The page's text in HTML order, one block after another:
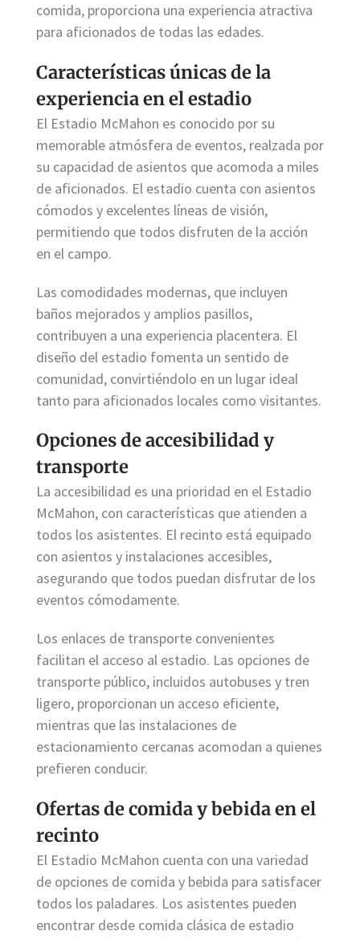
comida, proporciona una experiencia atractiva
para aficionados de todas las edades.
Características únicas de la
experiencia en el estadio
El Estadio McMahon es conocido por su
memorable atmósfera de eventos, realzada por
su capacidad de asientos que acomoda a miles
de aficionados. El estadio cuenta con asientos
cómodos y excelentes líneas de visión,
permitiendo que todos disfruten de la acción
en el campo.
Las comodidades modernas, que incluyen
baños mejorados y amplios pasillos,
contribuyen a una experiencia placentera. El
diseño del estadio fomenta un sentido de
comunidad, convirtiéndolo en un lugar ideal
tanto para aficionados locales como visitantes.
Opciones de accesibilidad y
transporte
La accesibilidad es una prioridad en el Estadio
McMahon, con características que atienden a
todos los asistentes. El recinto está equipado
con asientos y instalaciones accesibles,
asegurando que todos puedan disfrutar de los
eventos cómodamente.
Los enlaces de transporte convenientes
facilitan el acceso al estadio. Las opciones de
transporte público, incluidos autobuses y tren
ligero, proporcionan un acceso eficiente,
mientras que las instalaciones de
estacionamiento cercanas acomodan a quienes
prefieren conducir.
Ofertas de comida y bebida en el
recinto
El Estadio McMahon cuenta con una variedad
de opciones de comida y bebida para satisfacer
todos los paladares. Los asistentes pueden
encontrar desde comida clásica de estadio